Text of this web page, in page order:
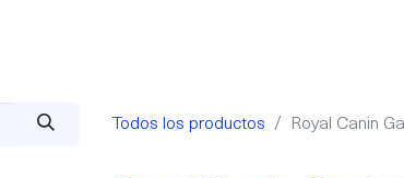
Todos los productos Royal Canin